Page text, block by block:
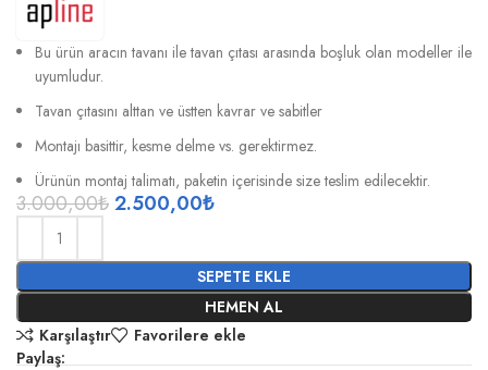
Bu ürün aracın tavanı ile tavan çıtası arasında boşluk olan modeller ile
uyumludur.
Tavan çıtasını alttan ve üstten kavrar ve sabitler
Montajı basittir, kesme delme vs. gerektirmez.
Ürünün montaj talimatı, paketin içerisinde size teslim edilecektir.
3.000,00₺2.500,00₺
SEPETE EKLE
HEMEN AL
Karşılaştır
Favorilere ekle
Paylaş: